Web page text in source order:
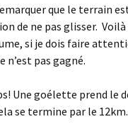
que le terrain
de ne pas glisser.
si je dois faire
n’est pas gagné.
Une goélette prend le
se termine par le